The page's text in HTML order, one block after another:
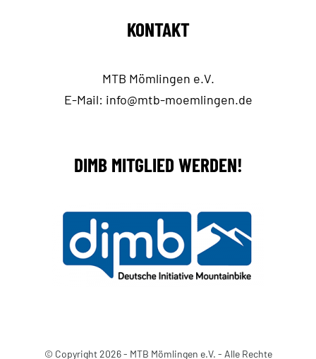
KONTAKT
MTB Mömlingen e.V.
E-Mail: info@mtb-moemlingen.de
DIMB MITGLIED WERDEN!
© Copyright 2026 - MTB Mömlingen e.V. - Alle Rechte